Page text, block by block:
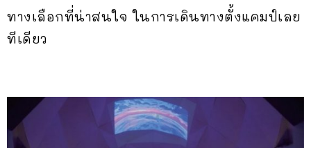
ทางเลือกที่น่าสนใจ ในการเดินทางตั้งแคมป์เลย
ทีเดียว